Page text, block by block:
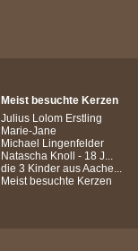
Meist besuchte Kerzen
Julius Lolom Erstling
Marie-Jane
Michael Lingenfelder
Natascha Knoll - 18 J...
die 3 Kinder aus Aache...
Meist besuchte Kerzen